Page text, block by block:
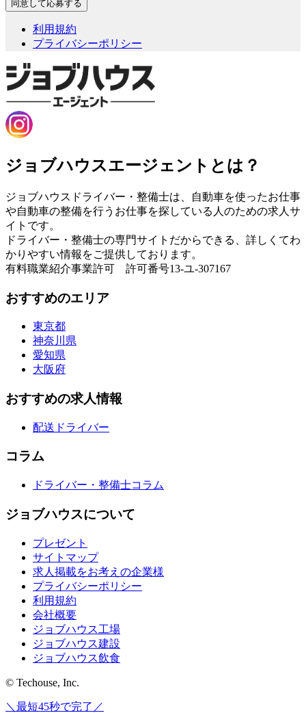
利用規約
プライバシーポリシー
ジョブハウスエージェントとは？
ジョブハウスドライバー・整備士は、自動車を使ったお仕事
や自動車の整備を行うお仕事を探している人のための求人サ
イトです。
ドライバー・整備士の専門サイトだからできる、詳しくてわ
かりやすい情報をご提供しております。
有料職業紹介事業許可 許可番号13-ユ-307167
おすすめのエリア
東京都
神奈川県
愛知県
大阪府
おすすめの求人情報
配送ドライバー
コラム
ドライバー・整備士コラム
ジョブハウスについて
プレゼント
サイトマップ
求人掲載をお考えの企業様
プライバシーポリシー
利用規約
会社概要
ジョブハウス工場
ジョブハウス建設
ジョブハウス飲食
© Techouse, Inc.
＼最短45秒で完了／